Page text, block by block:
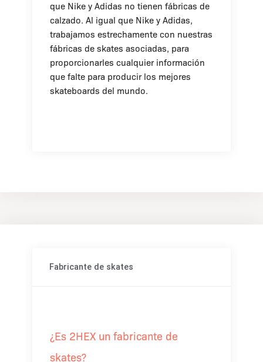
que Nike y Adidas no tienen fábricas de
calzado. Al igual que Nike y Adidas,
trabajamos estrechamente con nuestras
fábricas de skates asociadas, para
proporcionarles cualquier información
que falte para producir los mejores
skateboards del mundo.
Fabricante de skates
¿Es 2HEX un fabricante de
skates?